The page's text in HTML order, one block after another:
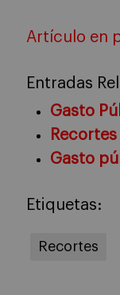
Artículo en
Entradas
Gasto
Gasto
Etiquetas:
Recortes